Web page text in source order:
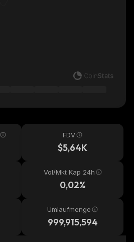
FDV
$5,64K
Vol/Mkt Kap 24h
0,02%
Umlaufmenge
999,915,594